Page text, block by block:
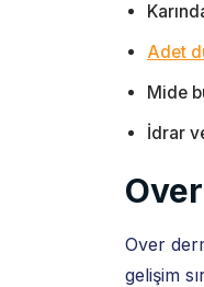
Adet
Mide
İdrar
Over
gelişim